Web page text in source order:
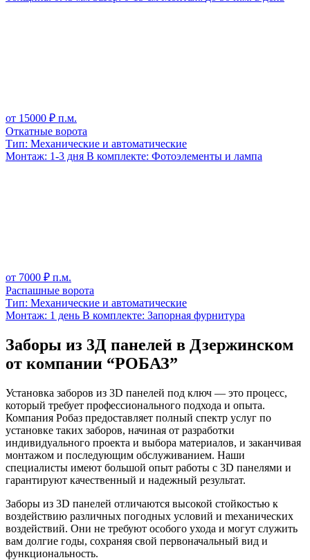
от 15000 ₽ п.м.
Откатные ворота
Тип: Механические и автоматические
Монтаж: 1-3 дня В комплекте: Фотоэлементы и лампа
от 7000 ₽ п.м.
Распашные ворота
Тип: Механические и автоматические
Монтаж: 1 день В комплекте: Запорная фурнитура
Заборы из 3Д панелей в Дзержинском
от компании “РОБАЗ”
Установка заборов из 3D панелей под ключ — это процесс,
который требует профессионального подхода и опыта.
Компания Робаз предоставляет полный спектр услуг по
установке таких заборов, начиная от разработки
индивидуального проекта и выбора материалов, и заканчивая
монтажом и последующим обслуживанием. Наши
специалисты имеют большой опыт работы с 3D панелями и
гарантируют качественный и надежный результат.
Заборы из 3D панелей отличаются высокой стойкостью к
воздействию различных погодных условий и meханических
воздействий. Они не требуют особого ухода и могут служить
вам долгие годы, сохраняя свой первоначальный вид и
функциональность.